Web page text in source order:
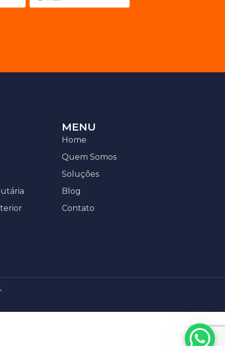
MENU
Home
Quem Somos
Soluções
Blog
Contato